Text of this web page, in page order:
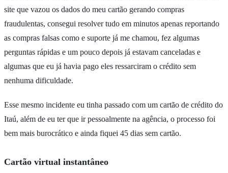
site que vazou os dados do meu cartão gerando compras
fraudulentas, consegui resolver tudo em minutos apenas reportando
as compras falsas como e suporte já me chamou, fez algumas
perguntas rápidas e um pouco depois já estavam canceladas e
algumas que eu já havia pago eles ressarciram o crédito sem
nenhuma dificuldade.
Esse mesmo incidente eu tinha passado com um cartão de crédito do
Itaú, além de eu ter que ir pessoalmente na agência, o processo foi
bem mais burocrático e ainda fiquei 45 dias sem cartão.
Cartão virtual instantâneo